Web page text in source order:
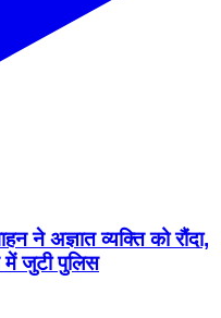
ने अज्ञात व्यक्ति को रौंदा,
में जुटी पुलिस